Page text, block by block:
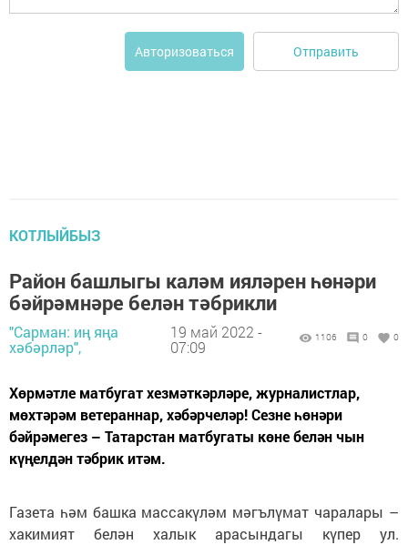
Авторизоваться Отправить
КОТЛЫЙБЫЗ
Район башлыгы каләм ияләрен һөнәри
бәйрәмнәре белән тәбрикли
"Сарман: иң яңа
хәбәрләр",
19 май 2022 -
07:09
1106 0 0
Хөрмәтле матбугат хезмәткәрләре, журналистлар,
мөхтәрәм ветераннар, хәбәрчеләр! Сезне һөнәри
бәйрәмегез – Татарстан матбугаты көне белән чын
күңелдән тәбрик итәм.
Газета һәм башка массакүләм мәгълүмат чаралары –
хакимият белән халык арасындагы күпер ул.